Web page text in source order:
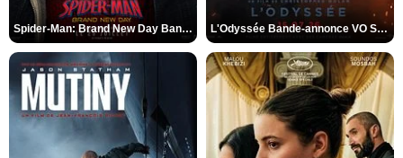
Spider-Man: Brand New Day Bande-annonce VO STFR L'Odyssée Bande-annonce VO STFR